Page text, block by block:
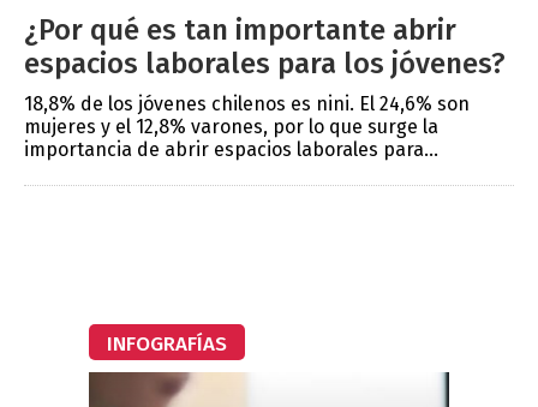
¿Por qué es tan importante abrir
espacios laborales para los jóvenes?
18,8% de los jóvenes chilenos es nini. El 24,6% son
mujeres y el 12,8% varones, por lo que surge la
importancia de abrir espacios laborales para...
INFOGRAFÍAS